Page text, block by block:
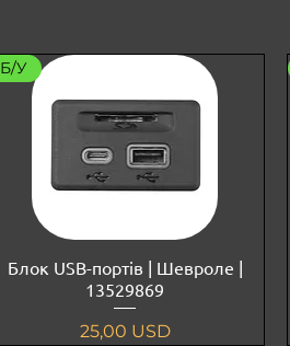
Б/У
Блок USB-портів | Шевроле |
13529869
Ціна
25,00 USD